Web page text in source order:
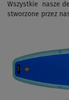
Wszystkie nasze
stworzone przez